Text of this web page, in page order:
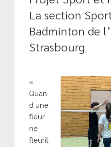
La section
Badminton de
Strasbourg
«
Quan
d une
fleur
ne
fleurit